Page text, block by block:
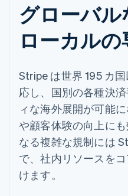
グローバル
ローカル
Stripe は世界 195 カ
応し、国別の各種決
ィな海外展開が可能
や顧客体験の向上に
なる複雑な規制には
で、社内リソースを
けます。